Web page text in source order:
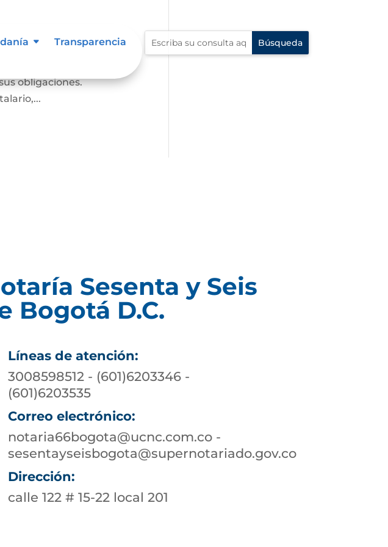
Transparencia
la familia y la sociedad
obligaciones.
Sesenta y Seis
Bogotá D.C.
Líneas de atención:
3008598512 - (601)6203346 -
(601)6203535
Correo electrónico:
notaria66bogota@ucnc.com.co -
sesentayseisbogota@supernotariado.gov.co
Dirección:
calle 122 # 15-22 local 201